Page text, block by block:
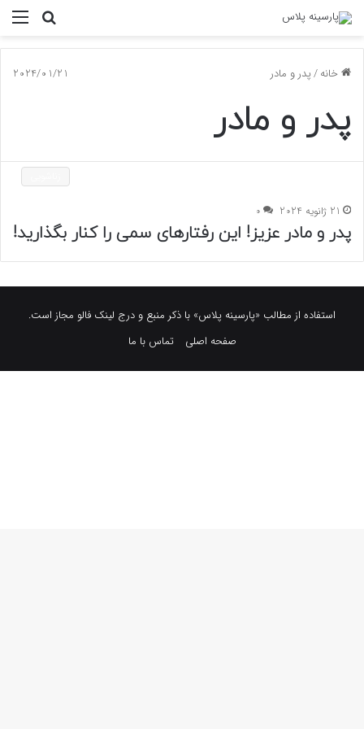
جستجو
خانه/پدر و مادر 2024/01/21
پدر و مادر
21 ژانویه 2024 0
پدر و مادر عزیز! این رفتارهای سمی را کنار بگذارید!
استفاده از مطالب «پارسینه پلاس» با ذکر منبع و درج لینک فالو مجاز است.
صفحه اصلی
تماس با ما